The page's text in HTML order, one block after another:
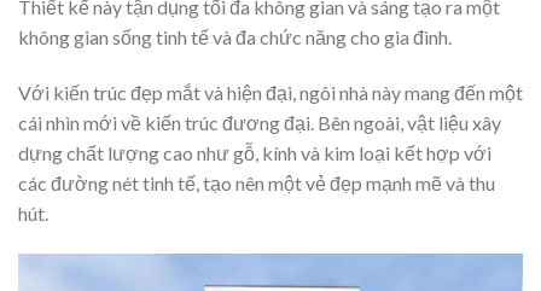
Thiết kế này tận dụng tối đa không gian và sáng tạo ra một
không gian sống tinh tế và đa chức năng cho gia đình.
Với kiến trúc đẹp mắt và hiện đại, ngôi nhà này mang đến một
cái nhìn mới về kiến trúc đương đại. Bên ngoài, vật liệu xây
dựng chất lượng cao như gỗ, kính và kim loại kết hợp với
các đường nét tinh tế, tạo nên một vẻ đẹp mạnh mẽ và thu
hút.